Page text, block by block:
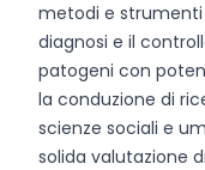
metodi e strumenti
diagnosi e il
patogeni con
la conduzione di
scienze sociali e
solida valutazione